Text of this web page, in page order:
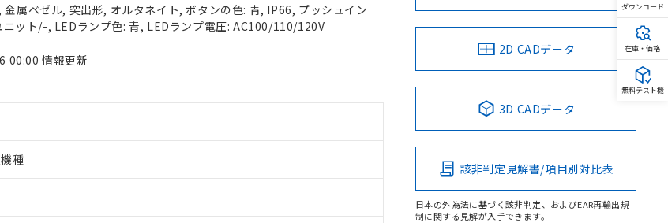
属ベゼル, 突出形, オルタネイト, ボタンの色: 青, IP66, プッシュイン
ット/-, LEDランプ色: 青, LEDランプ電圧: AC100/110/120V
00:00 情報更新
種
2D CADデータ
3D CADデータ
該非判定見解書/項目別対比表
日本の外為法に基づく該非判定、およびEAR再輸出規
制に関する見解が入手できます。
ダウンロード
在庫・価格
無料テスト機